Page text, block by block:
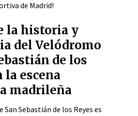
de Madrid!
la historia y
del Velódromo
de los
la escena
madrileña
San Sebastián de los Reyes es